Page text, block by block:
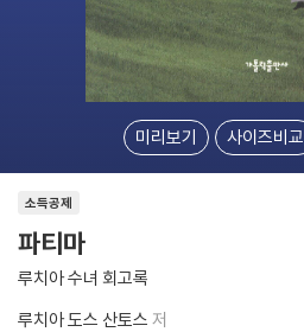
미리보기 사이즈비교
소득공제
파티마
루치아 수녀 회고록
루치아 도스 산토스 저